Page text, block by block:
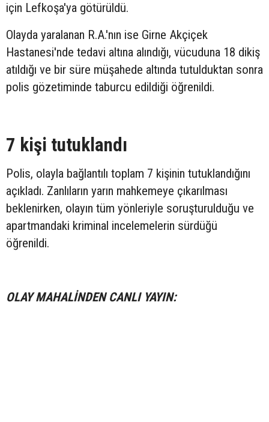
için Lefkoşa'ya götürüldü.
Olayda yaralanan R.A.'nın ise Girne Akçiçek
Hastanesi'nde tedavi altına alındığı, vücuduna 18 dikiş
atıldığı ve bir süre müşahede altında tutulduktan sonra
polis gözetiminde taburcu edildiği öğrenildi.
7 kişi tutuklandı
Polis, olayla bağlantılı toplam 7 kişinin tutuklandığını
açıkladı. Zanlıların yarın mahkemeye çıkarılması
beklenirken, olayın tüm yönleriyle soruşturulduğu ve
apartmandaki kriminal incelemelerin sürdüğü
öğrenildi.
OLAY MAHALİNDEN CANLI YAYIN: